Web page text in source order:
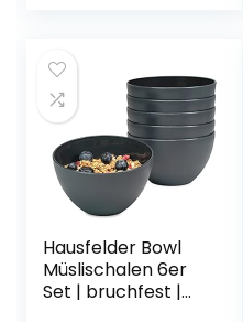
Hausfelder Bowl
Müslischalen 6er
Set | bruchfest |